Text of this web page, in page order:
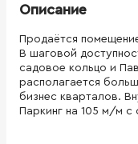
Описание
Продаётся
В шаговой
садовое кольцо и
располагается
бизнес кварталов.
Паркинг на 105 м/м с